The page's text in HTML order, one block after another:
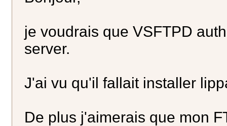
je voudrais que VSFTPD
server.
J'ai vu qu'il fallait installer
De plus j'aimerais que mon